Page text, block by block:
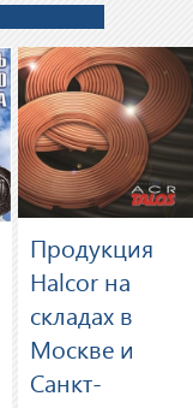
Продукция
Halcor на
складах в
Москве и
Санкт-